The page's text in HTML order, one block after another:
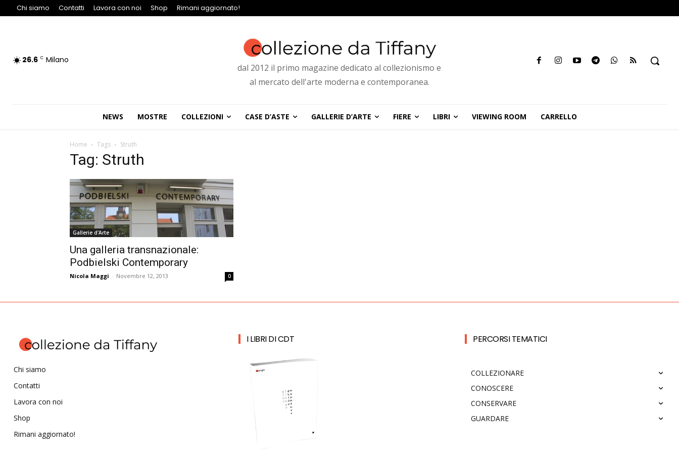
Chi siamo Contatti Lavora con noi Shop Rimani aggiornato!
26.6 C Milano
dal 2012 il primo magazine dedicato al collezionismo e
al mercato dell'arte moderna e contemporanea.
NEWS MOSTRE COLLEZIONI CASE D’ASTE GALLERIE D’ARTE FIERE LIBRI VIEWING ROOM CARRELLO
Home Tags Struth
Tag: Struth
Gallerie d'Arte
Una galleria transnazionale:
Podbielski Contemporary
Nicola Maggi - Novembre 12, 2013 0
Chi siamo
Contatti
Lavora con noi
Shop
Rimani aggiornato!
I LIBRI DI CDT PERCORSI TEMATICI
COLLEZIONARE
CONOSCERE
CONSERVARE
GUARDARE